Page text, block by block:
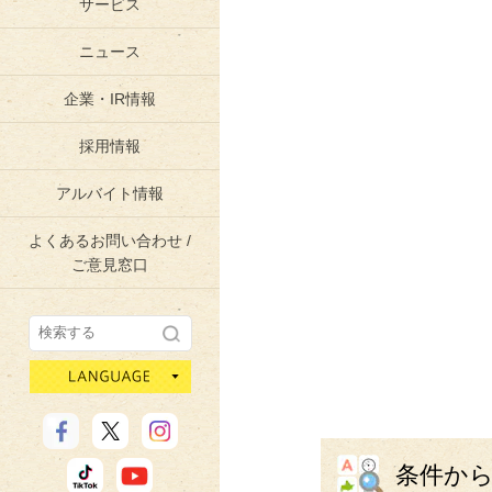
サービス
ニュース
企業・IR情報
採用情報
アルバイト情報
よくあるお問い合わせ /
ご意見窓口
条件か